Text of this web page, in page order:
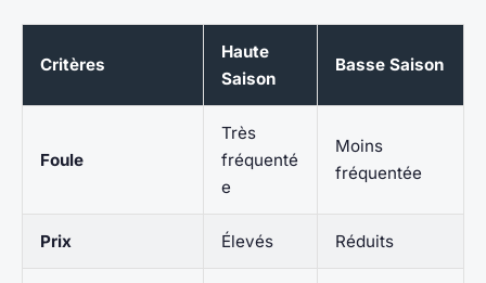
Critères
Haute
Saison
Basse Saison
Foule
Très
fréquenté
e
Moins
fréquentée
Prix Élevés Réduits